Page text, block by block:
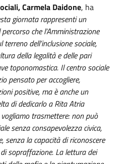
Carmela Daidone, ha
giornata rappresenti un
che l’Amministrazione
dell’inclusione sociale,
della legalità e delle pari
toponomastica. Il centro sociale
pensato per accogliere,
positive, ma è anche un
di dedicarlo a Rita Atria
trasmettere: non può
senza consapevolezza civica,
senza la capacità di riconoscere
sopraffazione. La lettura dei